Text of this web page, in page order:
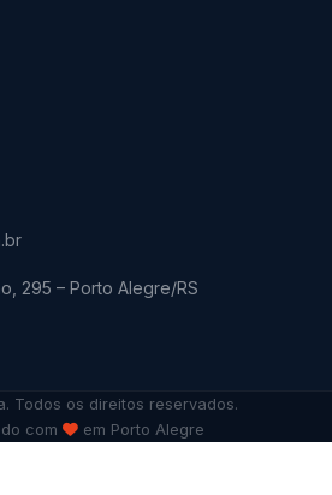
295 – Porto Alegre/RS
Todos os direitos reservados.
com
em Porto Alegre